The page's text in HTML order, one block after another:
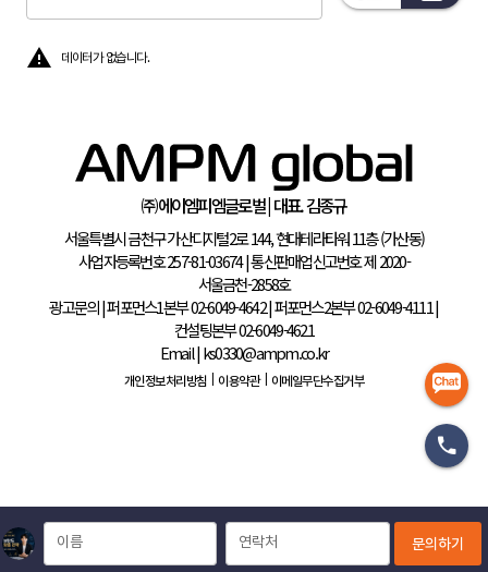
데이터가 없습니다.
㈜에이엠피엠글로벌 | 대표. 김종규
서울특별시 금천구 가산디지털2로 144, 현대테라타워 11층 (가산
사업자등록번호 257-81-03674|통신판매업신고번호 제 2020-
서울금천-2858호
퍼포먼스2본부 02-6049-
개인정보처리방침 | 이용약관 | 이메일무단수집거부
이름 연락처 문의하기